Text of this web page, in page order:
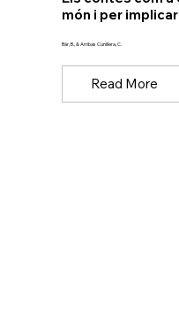
món i per
Bär, B., & Arribas Cunillera, C.
Read More